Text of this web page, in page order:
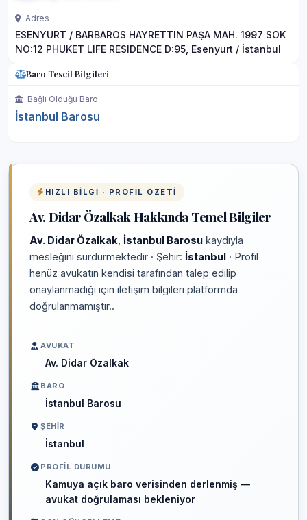
Adres
ESENYURT / BARBAROS HAYRETTIN PAŞA MAH. 1997 SOK
NO:12 PHUKET LIFE RESIDENCE D:95, Esenyurt / İstanbul
Baro Tescil Bilgileri
Bağlı Olduğu Baro
İstanbul Barosu
HIZLI BILGI · PROFIL ÖZETI
Av. Didar Özalkak Hakkında Temel Bilgiler
Av. Didar Özalkak İstanbul Barosu kaydıyla
mesleğini sürdürmektedir · Şehir: İstanbul · Profil
henüz avukatın kendisi tarafından talep edilip
onaylanmadığı için iletişim bilgileri platformda
doğrulanmamıştır..
AVUKAT
Av. Didar Özalkak
BARO
İstanbul Barosu
ŞEHIR
İstanbul
PROFIL DURUMU
Kamuya açık baro verisinden derlenmiş —
avukat doğrulaması bekleniyor